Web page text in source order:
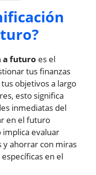
a futuro es el
tus finanzas
objetivos a largo
esto significa
inmediatas del
en el futuro
implica evaluar
y ahorrar con miras
en el